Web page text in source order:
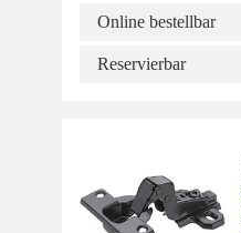
Online bestellbar
Reservierbar